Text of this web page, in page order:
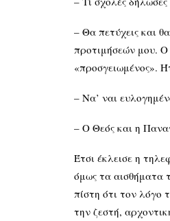
– Θα πετύχεις και
προτιμήσεών μου. Ο
«προσγειωμένος».
– Να’ ναι
– Ο Θεός και η
Έτσι έκλεισε η
όμως τα αισθήματα
πίστη ότι τον λόγο
την ζεστή,